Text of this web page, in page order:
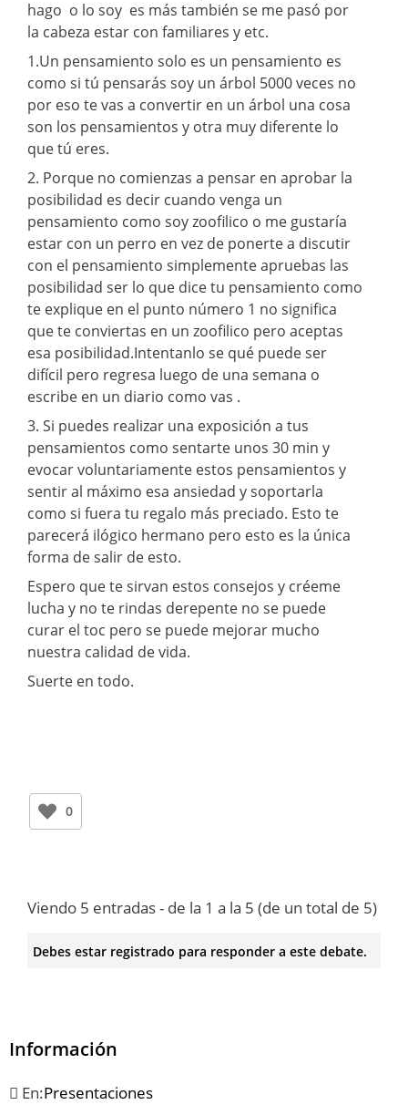
hago o lo soy es más también se me pasó por
la cabeza estar con familiares y etc.
1.Un pensamiento solo es un pensamiento es
como si tú pensarás soy un árbol 5000 veces no
por eso te vas a convertir en un árbol una cosa
son los pensamientos y otra muy diferente lo
que tú eres.
2. Porque no comienzas a pensar en aprobar la
posibilidad es decir cuando venga un
pensamiento como soy zoofilico o me gustaría
estar con un perro en vez de ponerte a discutir
con el pensamiento simplemente apruebas las
posibilidad ser lo que dice tu pensamiento como
te explique en el punto número 1 no significa
que te conviertas en un zoofilico pero aceptas
esa posibilidad.Intentanlo se qué puede ser
difícil pero regresa luego de una semana o
escribe en un diario como vas .
3. Si puedes realizar una exposición a tus
pensamientos como sentarte unos 30 min y
evocar voluntariamente estos pensamientos y
sentir al máximo esa ansiedad y soportarla
como si fuera tu regalo más preciado. Esto te
parecerá ilógico hermano pero esto es la única
forma de salir de esto.
Espero que te sirvan estos consejos y créeme
lucha y no te rindas derepente no se puede
curar el toc pero se puede mejorar mucho
nuestra calidad de vida.
Suerte en todo.
0
Viendo 5 entradas - de la 1 a la 5 (de un total de 5)
Debes estar registrado para responder a este debate.
Información
En:Presentaciones